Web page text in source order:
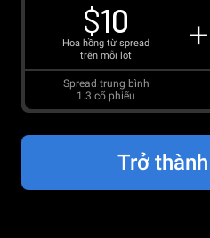
$10
Hoa hồng từ spread
trên mỗi lot
Spread trung bình
1.3 cổ phiếu
Trở